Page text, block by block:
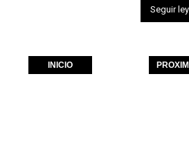
Seguir
INICIO